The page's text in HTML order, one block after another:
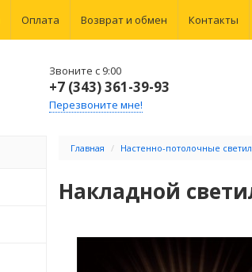
Оплата Возврат и обмен Контакты
Звоните с 9:00
+7 (343) 361-39-93
Перезвоните мне!
Главная Настенно-потолочные
Накладной